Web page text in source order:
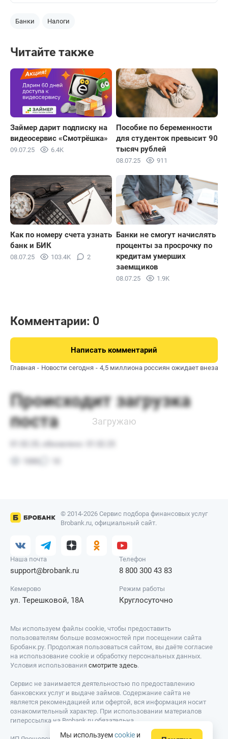
Банки Налоги
Читайте также
Займер дарит подписку на
видеосервис «Смотрёшка»
09.07.25 6.4K
Пособие по беременности
для студенток превысит 90
тысяч рублей
08.07.25 911
Как по номеру счета узнать
банк и БИК
08.07.25 103.4K 2
Банки не смогут начислять
проценты за просрочку по
кредитам умерших
заемщиков
08.07.25 1.9K
Комментарии: 0
Написать комментарий
Главная Новости сегодня 4,5 миллиона россиян ожидает
© 2014-2026 Сервис подбора финансовых услуг
Brobank.ru, официальный сайт.
Наша почта
support@brobank.ru
Телефон
8 800 300 43 83
Кемерово
ул. Терешковой, 18А
Режим работы
Круглосуточно
Мы используем файлы cookie, чтобы предоставить
пользователям больше возможностей при посещении сайта
Бробанк.ру. Продолжая пользоваться сайтом, вы даёте согласие
на использование cookie и обработку персональных данных.
Условия использования смотрите здесь.
Сервис не занимается деятельностью по предоставлению
банковских услуг и выдаче займов. Содержание сайта не
является рекомендацией или офертой, вся информация носит
ознакомительный характер. При использовании материалов
гиперссылка на Brobank.ru обязательна.
Мы используемcookie и